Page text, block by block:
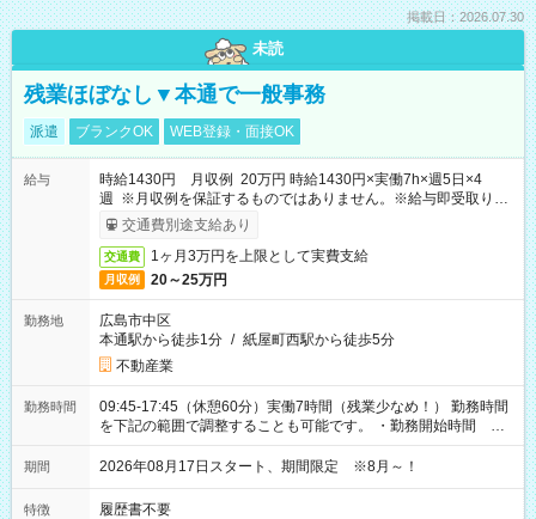
掲載日：2026.07.30
未読
残業ほぼなし▼本通で一般事務
派遣 ブランクOK WEB登録・面接OK
給与
時給1430円 月収例 20万円 時給1430円×実働7h×週5日×4
週 ※月収例を保証するものではありません。※給与即受取りサ
ービス利用可（利用条件有）
交通費別途支給あり
交通費 1ヶ月3万円を上限として実費支給
月収例 20～25万円
勤務地
広島市中区
本通駅から徒歩1分 / 紙屋町西駅から徒歩5分
不動産業
勤務時間
09:45-17:45（休憩60分）実働7時間（残業少なめ！） 勤務時間
を下記の範囲で調整することも可能です。 ・勤務開始時間
09:45～12:30 ・勤務終了時間 15:45～18:30 ・実働 05:00～
07:45
期間 2026年08月17日スタート、期間限定 ※8月～！
特徴 履歴書不要